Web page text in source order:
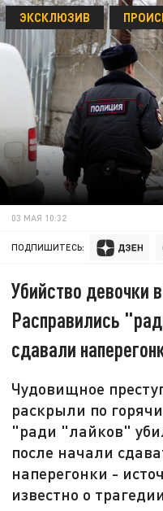
ЭКСКЛЮЗИВ
03 МАЯ 10:32
ПОДПИШИТЕСЬ:
Убийство девочки
Расправились
сдавали
Чудовищное
раскрыли по
"ради "лайков"
после начали
наперегонки -
известно о